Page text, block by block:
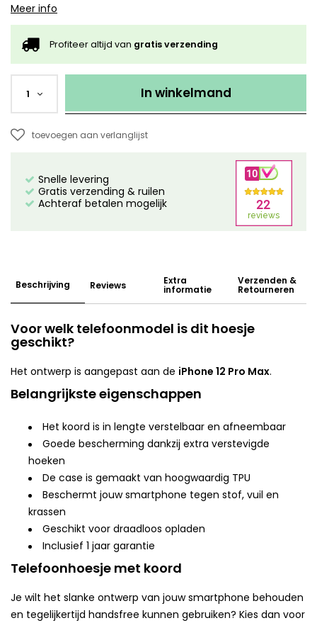
Meer info
Profiteer altijd van gratis verzending
1 In winkelmand
toevoegen aan verlanglijst
Snelle levering
Gratis verzending & ruilen
Achteraf betalen mogelijk
Beschrijving Reviews Extra
informatie
Verzenden &
Retourneren
Voor welk telefoonmodel is dit hoesje
geschikt?
Het ontwerp is aangepast aan de iPhone 12 Pro Max.
Belangrijkste eigenschappen
Het koord is in lengte verstelbaar en afneembaar
Goede bescherming dankzij extra verstevigde
hoeken
De case is gemaakt van hoogwaardig TPU
Beschermt jouw smartphone tegen stof, vuil en
krassen
Geschikt voor draadloos opladen
Inclusief 1 jaar garantie
Telefoonhoesje met koord
Je wilt het slanke ontwerp van jouw smartphone behouden
en tegelijkertijd handsfree kunnen gebruiken? Kies dan voor